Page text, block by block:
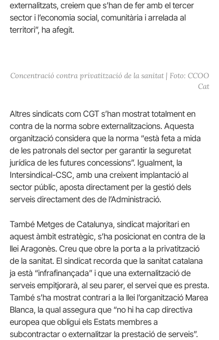
externalitzats, creiem que s’han de fer amb el tercer
sector i l’economia social, comunitària i arrelada al
territori”, ha afegit.
Concentració contra privatització de la sanitat | Foto: CCOO
Cat
Altres sindicats com CGT s’han mostrat totalment en
contra de la norma sobre externalitzacions. Aquesta
organització considera que la norma “està feta a mida
de les patronals del sector per garantir la seguretat
jurídica de les futures concessions”. Igualment, la
Intersindical-CSC, amb una creixent implantació al
sector públic, aposta directament per la gestió dels
serveis directament des de l’Administració.
També Metges de Catalunya, sindicat majoritari en
aquest àmbit estratègic, s’ha posicionat en contra de la
llei Aragonès. Creu que obre la porta a la privatització
de la sanitat. El sindicat recorda que la sanitat catalana
ja està “infrafinançada” i que una externalització de
serveis empitjorarà, al seu parer, el servei que es presta.
També s’ha mostrat contrari a la llei l’organització Marea
Blanca, la qual assegura que “no hi ha cap directiva
europea que obligui els Estats membres a
subcontractar o externalitzar la prestació de serveis”.